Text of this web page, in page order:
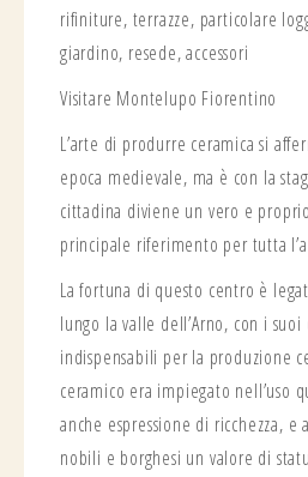
rifiniture, terrazze, particolare
giardino, resede, accessori
Visitare Montelupo Fiorentino
L’arte di produrre ceramica si
epoca medievale, ma è con la
cittadina diviene un vero e
principale riferimento per tutta
La fortuna di questo centro è
lungo la valle dell’Arno, con i
indispensabili per la produzione
ceramico era impiegato nell’uso
anche espressione di ricchezza, e
nobili e borghesi un valore di